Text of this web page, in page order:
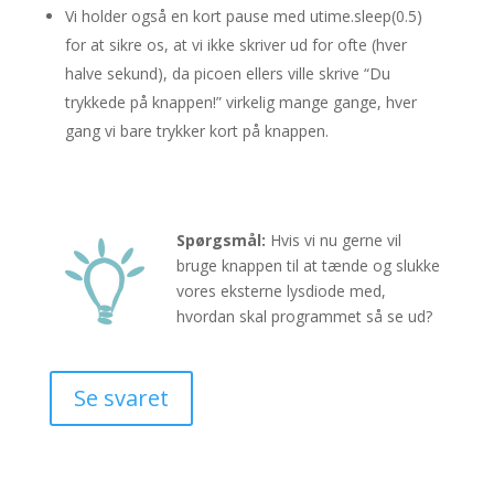
Vi holder også en kort pause med utime.sleep(0.5)
for at sikre os, at vi ikke skriver ud for ofte (hver
halve sekund), da picoen ellers ville skrive “Du
trykkede på knappen!” virkelig mange gange, hver
gang vi bare trykker kort på knappen.
Spørgsmål: Hvis vi nu gerne vil
bruge knappen til at tænde og slukke
vores eksterne lysdiode med,
hvordan skal programmet så se ud?
Se svaret